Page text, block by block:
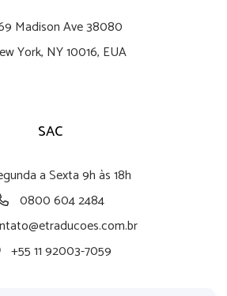
Madison Ave 38080
York, NY 10016, EUA
SAC
a Sexta 9h às 18h
0800 604 2484
+55 11 92003-7059